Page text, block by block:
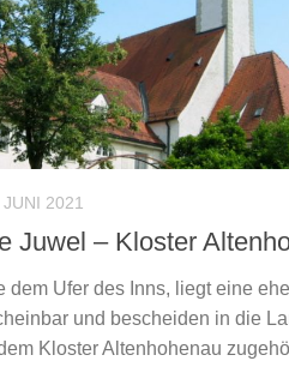
2021
Juwel – Kloster
dem Ufer des Inns, liegt eine
und bescheiden in die
Kloster Altenhohenau